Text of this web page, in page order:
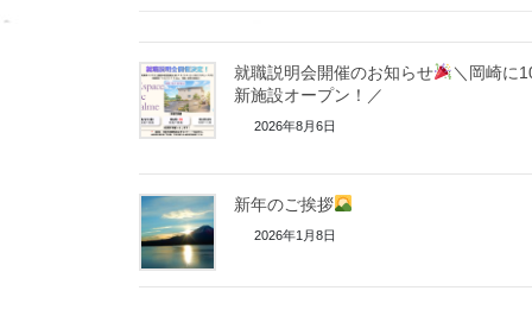
就職説明会開催のお知らせ
＼岡崎に
新施設オープン！／
2026年8月6日
新年のご挨拶
2026年1月8日